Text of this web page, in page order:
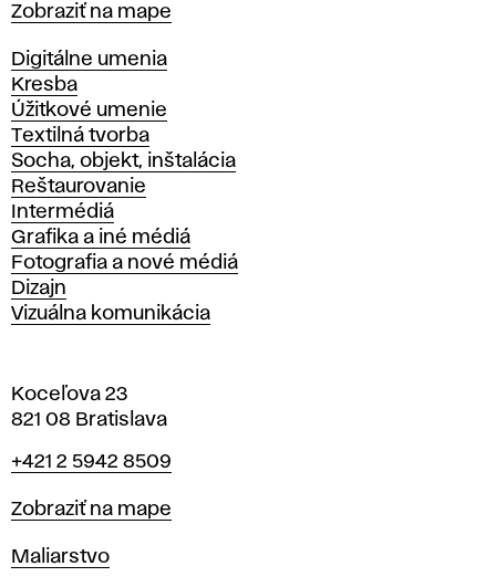
Mapa
Zobraziť na mape
Katedry
Digitálne umenia
Kresba
Úžitkové umenie
Textilná tvorba
Socha, objekt, inštalácia
Reštaurovanie
Intermédiá
Grafika a iné médiá
Fotografia a nové médiá
Dizajn
Vizuálna komunikácia
Koceľova 23
821 08 Bratislava
Telefón
+421 2 5942 8509
Mapa
Zobraziť na mape
Katedry
Maliarstvo